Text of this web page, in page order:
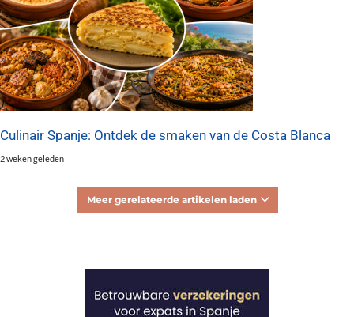
Culinair Spanje: Ontdek de smaken van de Costa Blanca
2 weken geleden
Meer gerelateerde artikelen laden